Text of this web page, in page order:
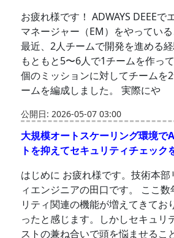
お疲れ様です！ ADWAYS DEEEで
マネージャー（EM）をやっている
最近、2人チームで開発を進める経
もともと5〜6人で1チームを作っ
個のミッションに対してチームを
ームを編成しました。 実際にや
公開日: 2026-05-07 03:00
大規模オートスケーリング環境で
トを抑えてセキュリティチェック
はじめに お疲れ様です。技術本
ィエンジニアの田口です。 ここ数
リティ関連の機能が増えてきてお
ったと感じます。しかしセキュリ
ストの兼ね合いで頭を悩ませるこ